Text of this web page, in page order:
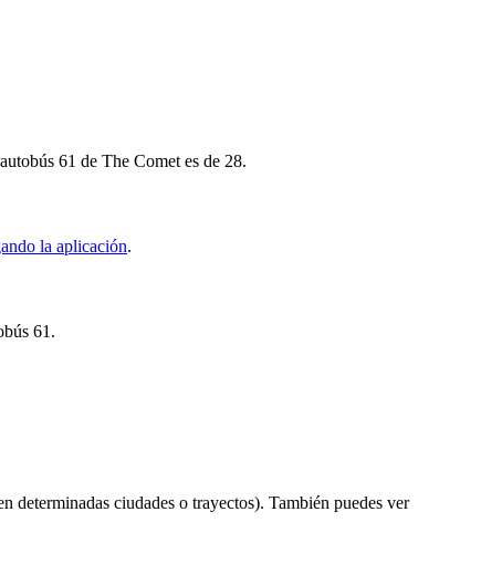
61 de The Comet es de 28.
la aplicación.
61.
determinadas ciudades o trayectos). También puedes ver